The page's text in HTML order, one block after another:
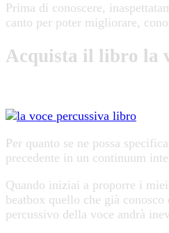
Prima di conoscere,
canto per poter migliorare,
Acquista il libro la
Per quanto se ne possa
precedente in un continuum
Quando iniziai a proporre i
beatbox quello che già
percussivo della voce andrà